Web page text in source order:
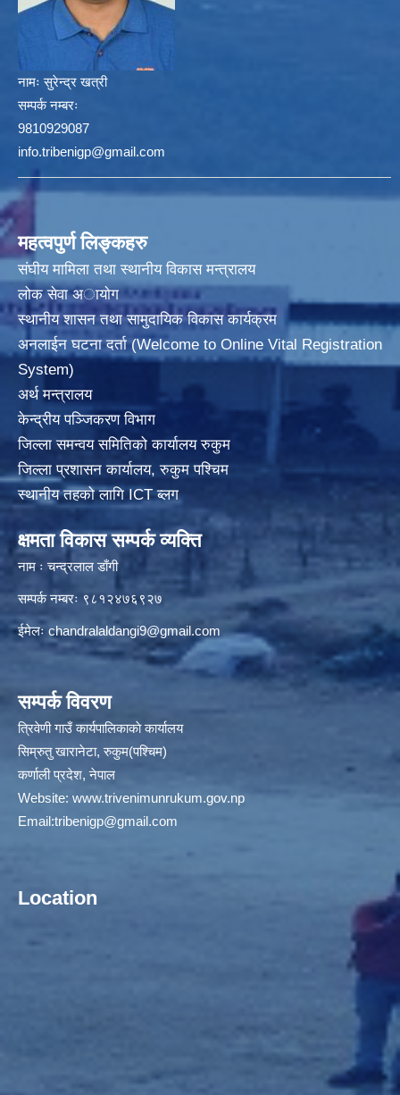
नामः सुरेन्द्र खत्री
सम्पर्क नम्बरः
9810929087
info.tribenigp@gmail.com
महत्वपुर्ण लिङ्कहरु
संघीय मामिला तथा स्थानीय विकास मन्त्रालय
लोक सेवा अायाेग
स्थानीय शासन तथा सामुदायिक विकास कार्यक्रम
अनलाईन घटना दर्ता (Welcome to Online Vital Registration
System)
अर्थ मन्त्रालय
केन्द्रीय पञ्जिकरण विभाग
जिल्ला समन्वय समितिको कार्यालय रुकुम
जिल्ला प्रशासन कार्यालय, रुकुम पश्चिम
स्थानीय तहको लागि ICT ब्लग
क्षमता विकास सम्पर्क व्यक्ति
नाम ः चन्द्रलाल डाँगी
सम्पर्क नम्बरः ९८१२४७६९२७
ईमेलः chandralaldangi9@gmail.com
सम्पर्क विवरण
त्रिवेणी गाउँ कार्यपालिकाकाे कार्यालय
सिम्रुतु खारानेटा, रुकुम(पश्‍चिम)
कर्णाली प्रदेश, नेपाल
Website: www.trivenimunrukum.gov.np
Email:tribenigp@gmail.com
Location